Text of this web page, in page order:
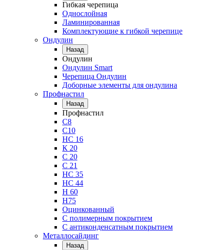
Гибкая черепица
Однослойная
Ламинированная
Комплектующие к гибкой черепице
Ондулин
Назад
Ондулин
Ондулин Smart
Черепица Ондулин
Доборные элементы для ондулина
Профнастил
Назад
Профнастил
С8
С10
НС 16
К 20
С 20
С 21
НС 35
НС 44
Н 60
Н75
Оцинкованный
С полимерным покрытием
С антиконденсатным покрытием
Металлосайдинг
Назад